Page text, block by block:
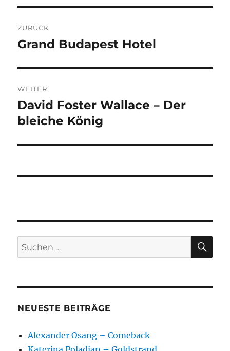
ZURÜCK
Vorheriger
Grand Budapest Hotel
WEITER
Nächster
Beitrag:
David Foster Wallace – Der
bleiche König
Suchen
nach:
NEUESTE BEITRÄGE
Alexander Osang – Comeback